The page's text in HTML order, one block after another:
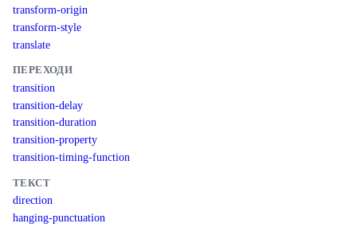
transform-origin
transform-style
translate
ПЕРЕХОДИ
transition
transition-delay
transition-duration
transition-property
transition-timing-function
ТЕКСТ
direction
hanging-punctuation